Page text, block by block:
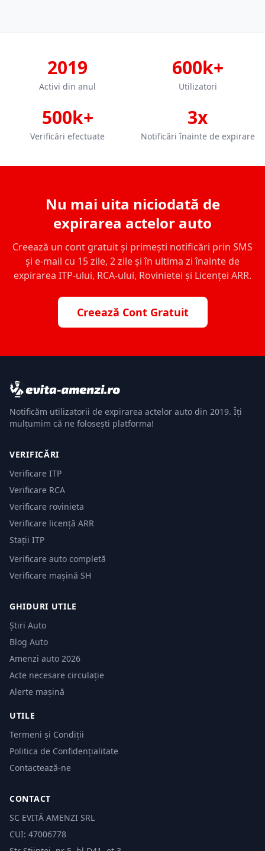
2019
Activi din anul
600k+
Utilizatori
500k+
Verificări efectuate
3x
Notificări înainte de expirare
Nu mai uita niciodată de
expirarea actelor auto
Creează un cont gratuit și primești notificări prin SMS
și e-mail cu 15 zile, 2 zile și în ultima zi înainte de
expirarea ITP-ului, RCA-ului, Rovinietei și Licenței ARR.
Creează Cont Gratuit
Notificăm utilizatorii de expirarea actelor auto din 2019. Îți
mulțumim că ne folosești platforma!
VERIFICĂRI
Verificare ITP
Verificare RCA
Verificare rovinieta
Verificare licență ARR
Stații ITP
Verificare auto completă
Verificare mașină SH
GHIDURI UTILE
Știri Auto
Blog Auto
Amenzi auto 2026
Acte necesare circulație
Alerte mașină
UTILE
Termeni și Condiții
Politica de Confidențialitate
Contactează-ne
CONTACT
SC EVITĂ AMENZI SRL
CUI: 47006778